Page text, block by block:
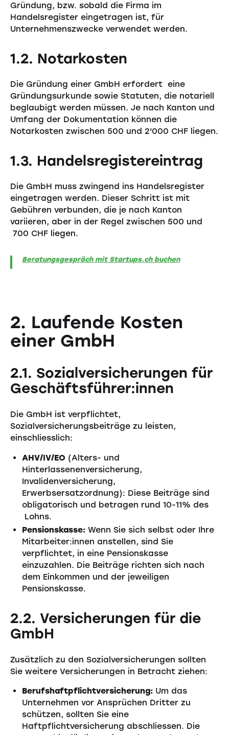
Gründung, bzw. sobald die Firma im
Handelsregister eingetragen ist, für
Unternehmenszwecke verwendet werden.
1.2. Notarkosten
Die Gründung einer GmbH erfordert eine
Gründungsurkunde sowie Statuten, die notariell
beglaubigt werden müssen. Je nach Kanton und
Umfang der Dokumentation können die
Notarkosten zwischen 500 und 2'000 CHF liegen.
1.3. Handelsregistereintrag
Die GmbH muss zwingend ins Handelsregister
eingetragen werden. Dieser Schritt ist mit
Gebühren verbunden, die je nach Kanton
variieren, aber in der Regel zwischen 500 und
700 CHF liegen.
Beratungsgespräch mit Startups.ch buchen
2. Laufende Kosten
einer GmbH
2.1. Sozialversicherungen für
Geschäftsführer:innen
Die GmbH ist verpflichtet,
Sozialversicherungsbeiträge zu leisten,
einschliesslich:
AHV/IV/EO (Alters- und
Hinterlassenenversicherung,
Invalidenversicherung,
Erwerbsersatzordnung): Diese Beiträge sind
obligatorisch und betragen rund 10-11% des
Lohns.
Pensionskasse: Wenn Sie sich selbst oder Ihre
Mitarbeiter:innen anstellen, sind Sie
verpflichtet, in eine Pensionskasse
einzuzahlen. Die Beiträge richten sich nach
dem Einkommen und der jeweiligen
Pensionskasse.
2.2. Versicherungen für die
GmbH
Zusätzlich zu den Sozialversicherungen sollten
Sie weitere Versicherungen in Betracht ziehen:
Berufshaftpflichtversicherung: Um das
Unternehmen vor Ansprüchen Dritter zu
schützen, sollten Sie eine
Haftpflichtversicherung abschliessen. Die